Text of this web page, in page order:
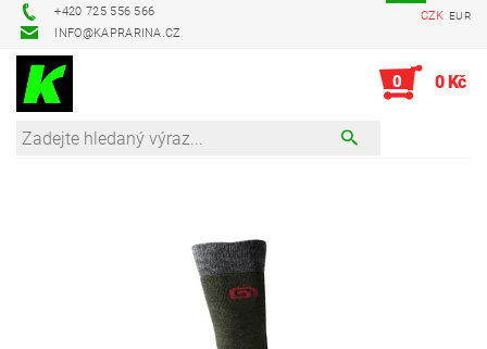
+420 725 556 566
INFO@KAPRARINA.CZ
CZK EUR
0 0 Kč